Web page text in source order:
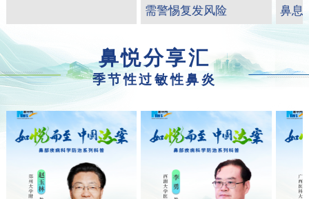
需警惕复发风险
鼻息
鼻悦分享汇
季节性过敏性鼻炎